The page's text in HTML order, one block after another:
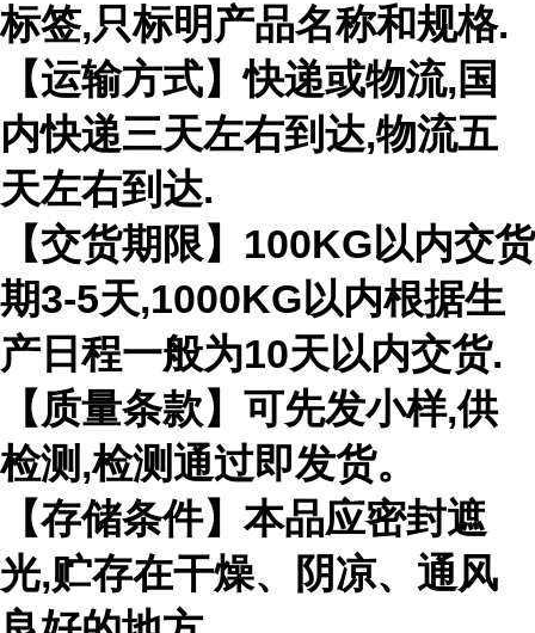
标签,只标明产品名称和规格.
【运输方式】快递或物流,国
内快递三天左右到达,物流五
天左右到达.
【交货期限】100KG以内交货
期3-5天,1000KG以内根据生
产日程一般为10天以内交货.
【质量条款】可先发小样,供
检测,检测通过即发货。
【存储条件】本品应密封遮
光,贮存在干燥、阴凉、通风